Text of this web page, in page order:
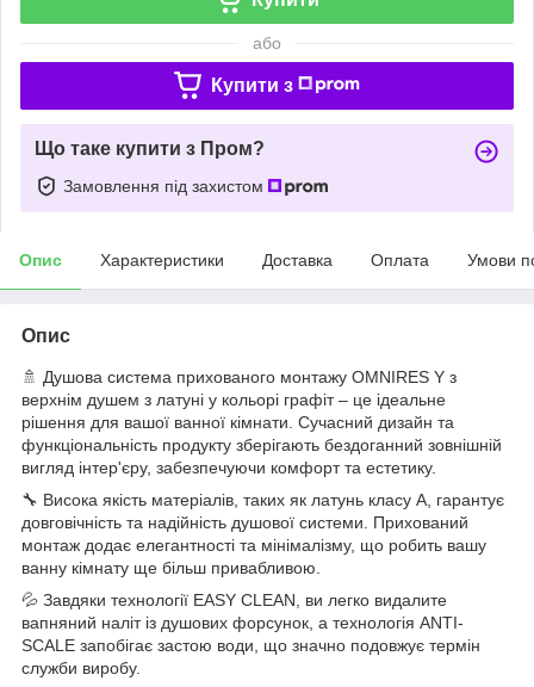
або
Купити з
Що таке купити з Пром?
Замовлення під захистом
Опис Характеристики Доставка Оплата Умови
Опис
🚿 Душова система прихованого монтажу OMNIRES Y з
верхнім душем з латуні у кольорі графіт – це ідеальне
рішення для вашої ванної кімнати. Сучасний дизайн та
функціональність продукту зберігають бездоганний зовнішній
вигляд інтер'єру, забезпечуючи комфорт та естетику.
🔧 Висока якість матеріалів, таких як латунь класу А, гарантує
довговічність та надійність душової системи. Прихований
монтаж додає елегантності та мінімалізму, що робить вашу
ванну кімнату ще більш привабливою.
💦 Завдяки технології EASY CLEAN, ви легко видалите
вапняний наліт із душових форсунок, а технологія ANTI-
SCALE запобігає застою води, що значно подовжує термін
служби виробу.